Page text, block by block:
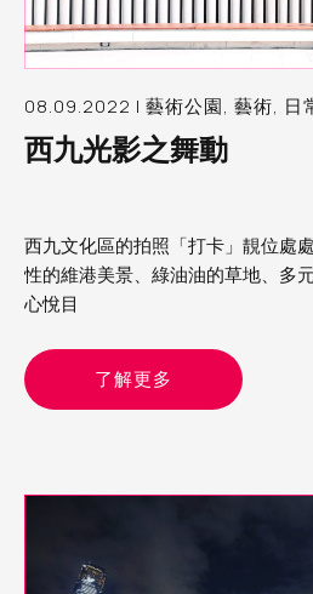
08.09.2022 | 藝術公園, 藝術, 日
西九光影之舞動
西九文化區的拍照「打卡」靚位處
性的維港美景、綠油油的草地、多
心悅目
了解更多